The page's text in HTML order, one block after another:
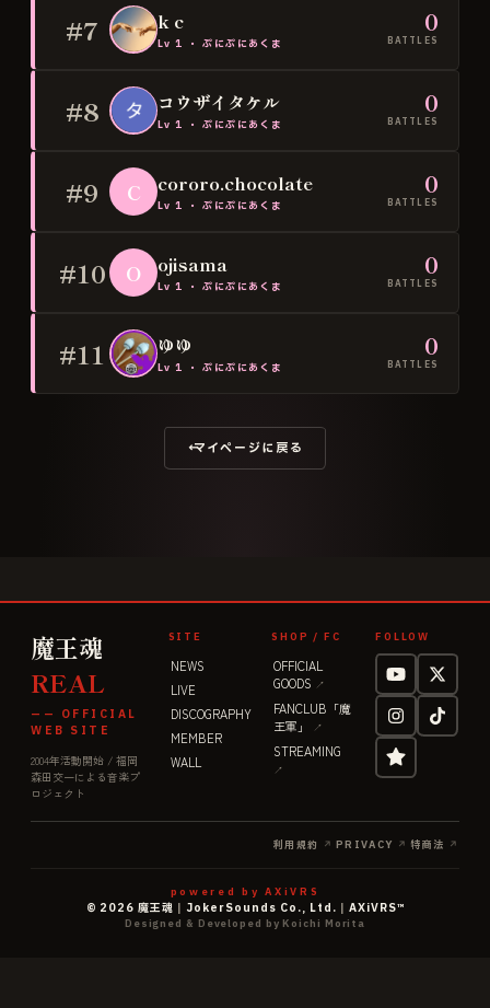
#7 k c
Lv1 ・ぷにぷにあくま
0
BATTLES
#8 コウザイタケル
Lv1 ・ぷにぷにあくま
0
BATTLES
#9 C cororo.chocolate
Lv1 ・ぷにぷにあくま
0
BATTLES
#10 O ojisama
Lv1 ・ぷにぷにあくま
0
BATTLES
#11 ゆゆ
Lv1 ・ぷにぷにあくま
0
BATTLES
← マイページに戻る
魔王魂
REAL
—— OFFICIAL
WEB SITE
2004年活動開始 / 福岡
森田交一による音楽プ
ロジェクト
SITE
NEWS
LIVE
DISCOGRAPHY
MEMBER
WALL
SHOP / FC
OFFICIAL
GOODS ↗
FANCLUB「魔
王軍」
↗
STREAMING
↗
FOLLOW
利用規約 ↗ PRIVACY ↗ 特商法 ↗
powered by AXiVRS
© 2026 魔王魂 | JokerSounds Co., Ltd. | AXiVRS™
Designed & Developed by Koichi Morita